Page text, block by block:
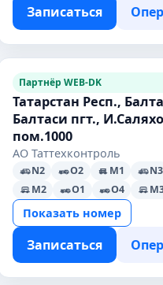
Записаться
Партнёр WEB-DK
Татарстан Респ.,
Балтаси пгт.,
пом.1000
АО Таттехконтроль
N2 O2 M1 N3
M2
O1 O4
Показать номер
Записаться